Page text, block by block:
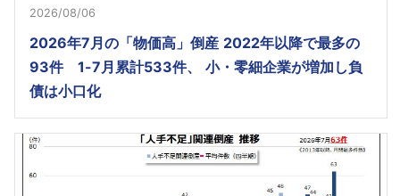
2026/08/06
2026年7月の「物価高」倒産 2022年以降で最多の
93件 1-7月累計533件、 小・零細企業が増加し負
債は小口化